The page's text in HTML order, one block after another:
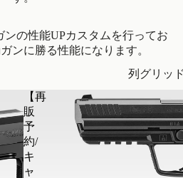
の性能UPカスタムを行ってお
ンに勝る性能になります。
列グリッ
【再
販
予
約/
キ
ャ